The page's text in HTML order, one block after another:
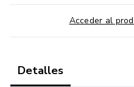
Rituales con fases lunares
Acceder al
Detalles